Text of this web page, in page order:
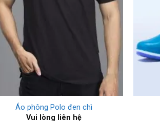
Áo phông Polo đen chì
Vui lòng liên hệ